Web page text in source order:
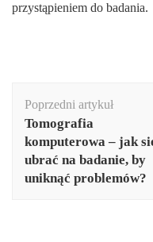
przystąpieniem do badania.
wpisu
Poprzedni artykuł
Tomografia
komputerowa – jak
ubrać na badanie, by
uniknąć problemów?